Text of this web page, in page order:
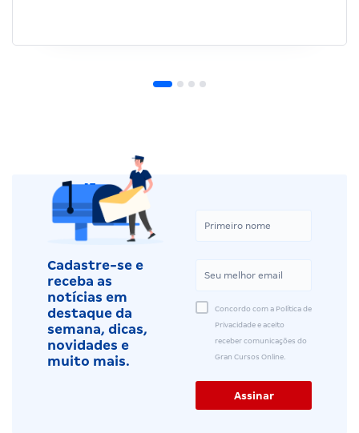
Cadastre-se e
receba as
notícias em
destaque da
semana, dicas,
novidades e
muito mais.
Concordo com a Política de
Privacidade e aceito
receber comunicações do
Gran Cursos Online.